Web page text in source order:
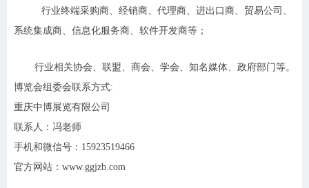
行业终端采购商、经销商、代理商、进出口商、贸易公司、
系统集成商、信息化服务商、软件开发商等；
行业相关协会、联盟、商会、学会、知名媒体、政府部门等。
博览会组委会联系方式:
重庆中博展览有限公司
联系人：冯老师
手机和微信号：15923519466
官方网站：www.ggjzb.com